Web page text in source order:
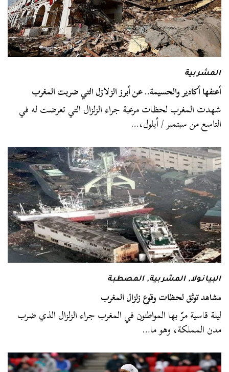
المشربية
أعنفها أكادير والحسيمة.. عن أبرز الزلازل التي ضربت المغرب
شهدت المغرب لحظات مرعبة جراء الزلزال التي تعرضت له في
التاسع من سبتمبر / أيلول،…
البيانولا,المشربية,المصطبة
مشاهد توثق لحظات وقوع زلزال المغرب
ليلة قاسية مرّ بها المواطنون في المغرب جراء الزلزال الذي ضرب
مدن المملكة، وهو ما…